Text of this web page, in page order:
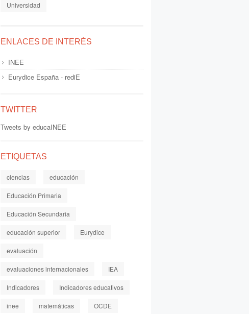
Universidad
ENLACES DE INTERÉS
INEE
Eurydice España - rediE
TWITTER
Tweets by educaINEE
ETIQUETAS
ciencias educación
Educación Primaria
Educación Secundaria
educación superior Eurydice
evaluación
evaluaciones internacionales IEA
Indicadores Indicadores educativos
inee matemáticas OCDE